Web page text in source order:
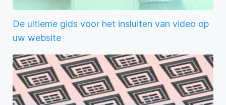
De ultieme gids voor het insluiten van video op
uw website